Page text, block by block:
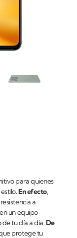
para quienes
En efecto,
a
un equipo
tu día a día.De
protege tu